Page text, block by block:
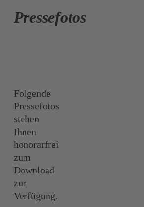
Pressefotos
Folgende
Pressefotos
stehen
Ihnen
honorarfrei
zum
Download
zur
Verfügung.